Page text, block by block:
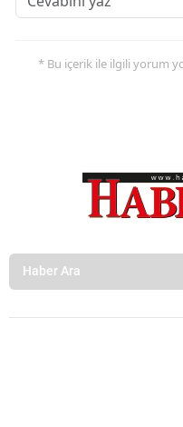
* Bu içerik ile ilgili yorum